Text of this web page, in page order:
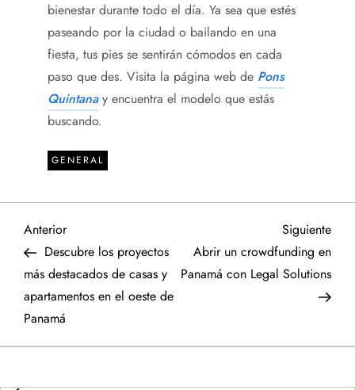
bienestar durante todo el día. Ya sea que estés
paseando por la ciudad o bailando en una
fiesta, tus pies se sentirán cómodos en cada
paso que des. Visita la página web de Pons
Quintanay encuentra el modelo que estás
buscando.
GENERAL
N
a
v
e
Entrada
anterior
Anterior
Descubre los proyectos
más destacados de casas y
apartamentos en el oeste de
Panamá
Siguiente
Abrir un crowdfunding en
Panamá con Legal Solutions